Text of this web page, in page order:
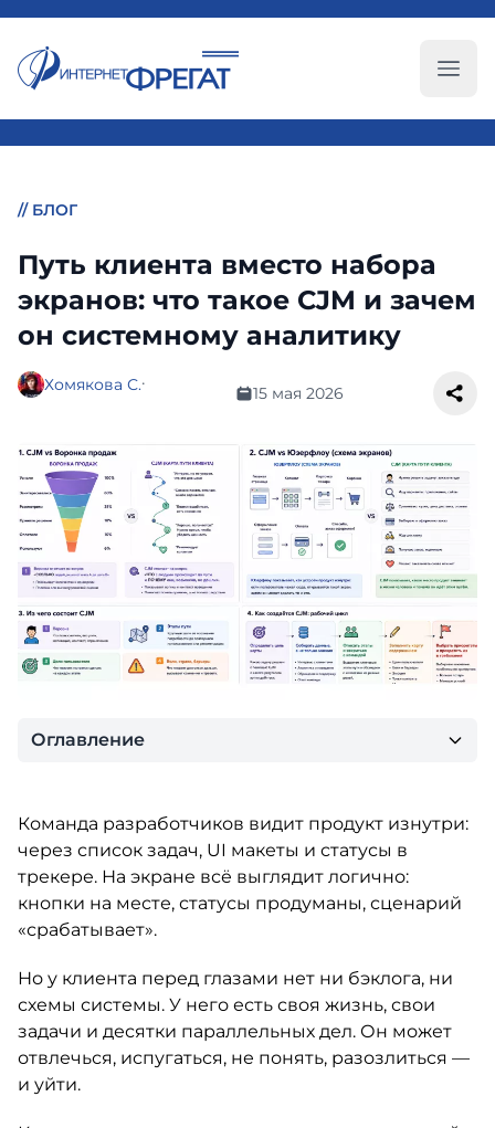
// БЛОГ
Путь клиента вместо набора
экранов: что такое CJM и зачем
он системному аналитику
Хомякова С.·
15 мая 2026
Оглавление
Команда разработчиков видит продукт изнутри:
через список задач, UI макеты и статусы в
трекере. На экране всё выглядит логично:
кнопки на месте, статусы продуманы, сценарий
«срабатывает».
Но у клиента перед глазами нет ни бэклога, ни
схемы системы. У него есть своя жизнь, свои
задачи и десятки параллельных дел. Он может
отвлечься, испугаться, не понять, разозлиться —
и уйти.